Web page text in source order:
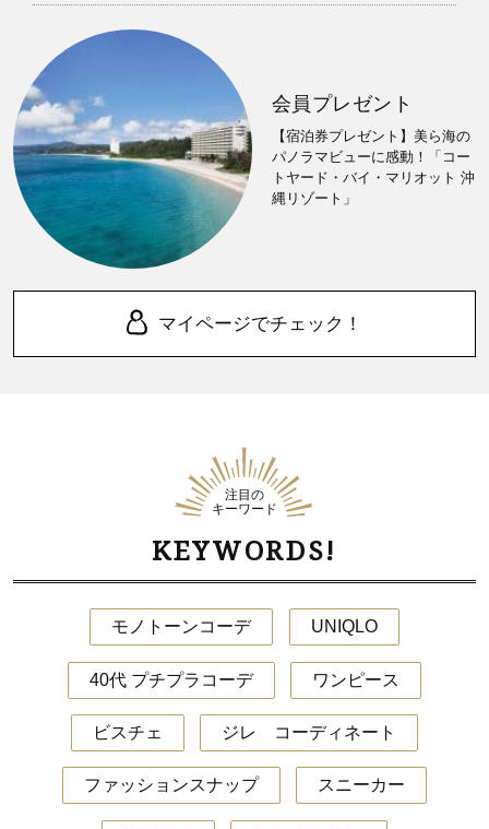
会員プレゼント
【宿泊券プレゼント】美ら海の
パノラマビューに感動！「コー
トヤード・バイ・マリオット 沖
縄リゾート」
マイページでチェック！
注目の
キーワード
KEYWORDS!
モノトーンコーデ UNIQLO
40代 プチプラコーデ ワンピース
ビスチェ ジレ コーディネート
ファッションスナップ スニーカー